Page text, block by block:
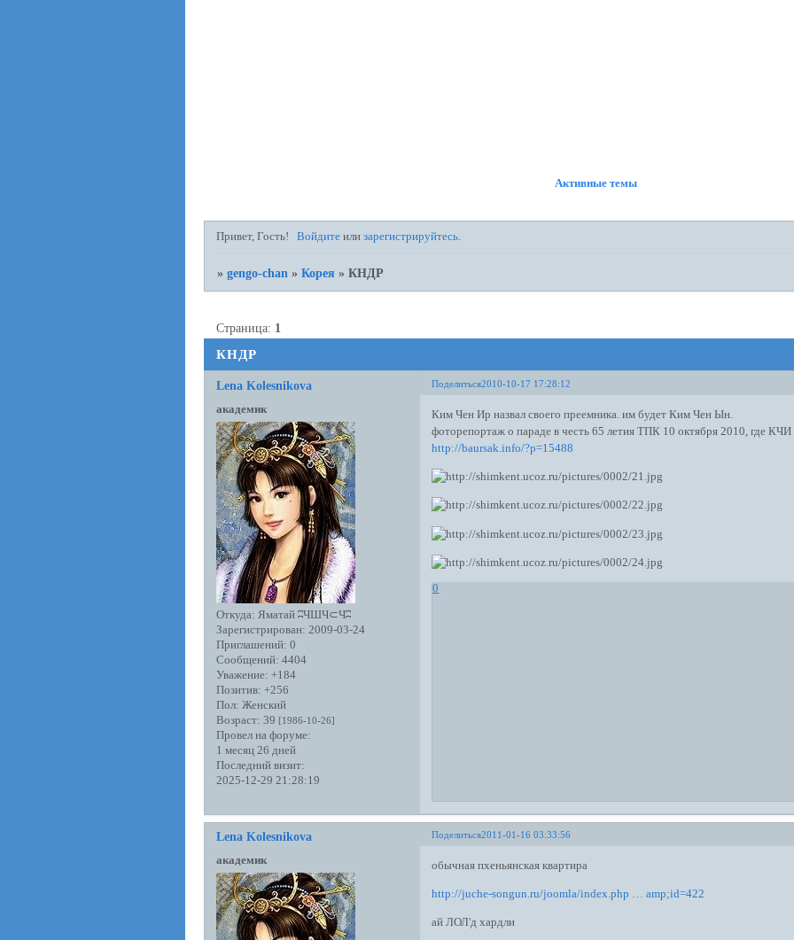
Активные темы
Привет, Гость! Войдите илизарегистрируйтесь.
»gengo-chan »Корея »КНДР
КНДР
Страница: 1
Поделиться2010-10-17 17:28:12
Lena Kolesnikova
академик
Откуда: Яматай ʭЧШЧ⊂Чʭ
Зарегистрирован: 2009-03-24
Приглашений: 0
Сообщений: 4404
Уважение: +184
Позитив: +256
Пол: Женский
Возраст: 39 [1986-10-26]
Провел на форуме:
1 месяц 26 дней
Последний визит:
2025-12-29 21:28:19
Ким Чен Ир назвал своего преемника. им будет Ким Чен Ын.
фоторепортаж о параде в честь 65 летия ТПК 10 октября 2010, где
http://baursak.info/?p=15488
0
Поделиться2011-01-16 03:33:56
Lena Kolesnikova
академик обычная пхеньянская квартира
http://juche-songun.ru/joomla/index.php … amp;id=422
ай ЛОЛ'д хардли